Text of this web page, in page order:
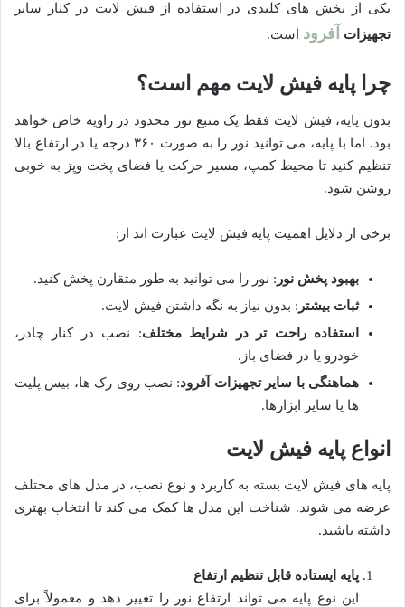
یکی از بخش های کلیدی در استفاده از فیش لایت در کنار سایر
تجهیزات
آفرود است.
چرا پایه فیش لایت مهم است؟
بدون پایه، فیش لایت فقط یک منبع نور محدود در زاویه خاص خواهد
بود. اما با پایه، می توانید نور را به صورت ۳۶۰ درجه یا در ارتفاع بالا
تنظیم کنید تا محیط کمپ، مسیر حرکت یا فضای پخت وپز به خوبی
روشن شود.
برخی از دلایل اهمیت پایه فیش لایت عبارت اند از:
بهبود پخش نور : نور را می توانید به طور متقارن پخش کنید.
ثبات بیشتر : بدون نیاز به نگه داشتن فیش لایت.
استفاده راحت تر در شرایط مختلف: نصب در کنار چادر،
خودرو یا در فضای باز.
هماهنگی با سایر تجهیزات آفرود: نصب روی رک ها، بیس پلیت
ها یا سایر ابزارها.
انواع پایه فیش لایت
پایه های فیش لایت بسته به کاربرد و نوع نصب، در مدل های مختلف
عرضه می شوند. شناخت این مدل ها کمک می کند تا انتخاب بهتری
داشته باشید.
پایه ایستاده قابل تنظیم ارتفاع
این نوع پایه می تواند ارتفاع نور را تغییر دهد و معمولاً برای